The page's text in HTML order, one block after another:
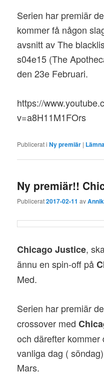
Serien har premiär
kommer få någon
avsnitt av The
s04e15 (The
den 23e Februari.
https://
v=a8H11M1FOrs
Publicerat i Ny premiär |
Ny premiär!!
Publicerat2017-02-11 av
Chicago Justice,
ännu en spin-off på
Med.
Serien har premiär
crossover med
och därefter kommer
vanliga dag (
Mars.